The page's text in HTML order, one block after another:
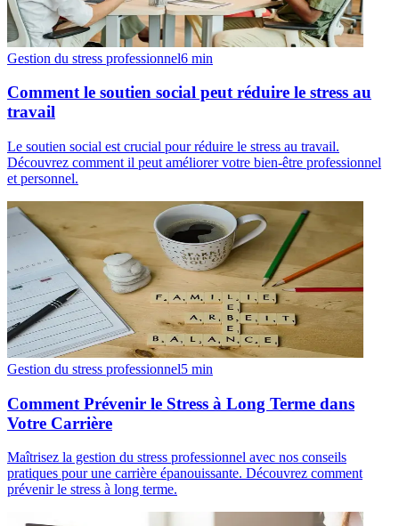
Gestion du stress professionnel6 min
Comment le soutien social peut réduire le stress au
travail
Le soutien social est crucial pour réduire le stress au travail.
Découvrez comment il peut améliorer votre bien-être professionnel
et personnel.
Gestion du stress professionnel5 min
Comment Prévenir le Stress à Long Terme dans
Votre Carrière
Maîtrisez la gestion du stress professionnel avec nos conseils
pratiques pour une carrière épanouissante. Découvrez comment
prévenir le stress à long terme.